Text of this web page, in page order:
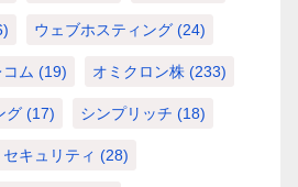
ウェブホスティング (24)
コム (19) オミクロン株 (233)
グ (17) シンプリッチ (18)
セキュリティ (28)